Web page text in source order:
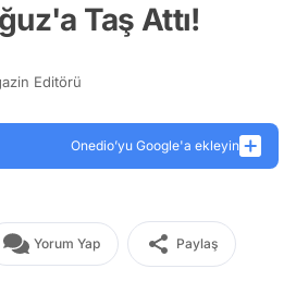
Taş Attı!
Editörü
Onedio’yu Google'a ekleyin
Yorum Yap Paylaş